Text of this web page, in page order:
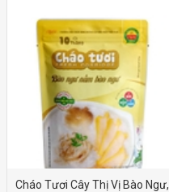
Cháo Tươi Cây Thị Vị Bào Ngư,